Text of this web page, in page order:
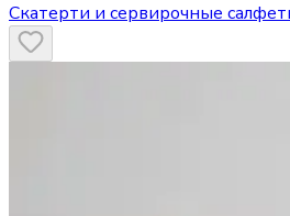
Скатерти и сервирочные